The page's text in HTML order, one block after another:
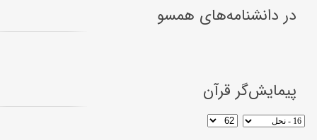
در دانشنامه‌های همسو
پیمایش‌گر قرآن